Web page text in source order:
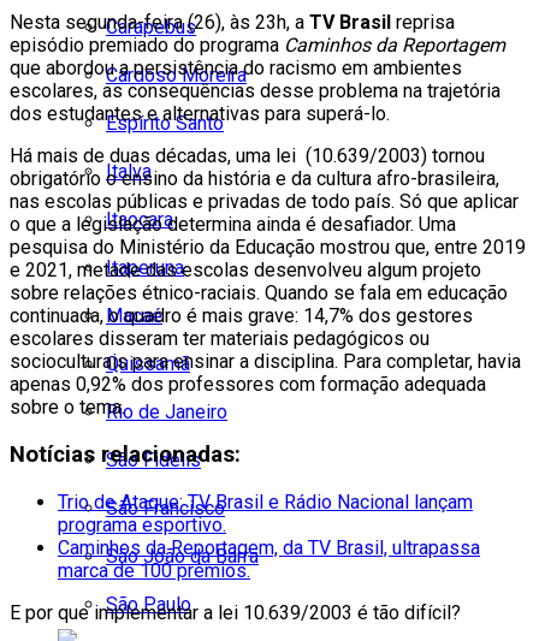
Carapebus
Cardoso Moreira
Espírito Santo
Italva
Itaocara
Itaperuna
Macaé
Quissamã
Rio de Janeiro
São Fidélis
São Francisco
São João da Barra
São Paulo
Nesta segunda-feira (26), às 23h, a TV Brasil reprisa
episódio premiado do programa Caminhos da Reportagem
que abordou a persistência do racismo em ambientes
escolares, as consequências desse problema na trajetória
dos estudantes e alternativas para superá-lo.
Há mais de duas décadas, uma lei (10.639/2003) tornou
obrigatório o ensino da história e da cultura afro-brasileira,
nas escolas públicas e privadas de todo país. Só que aplicar
o que a legislação determina ainda é desafiador. Uma
pesquisa do Ministério da Educação mostrou que, entre 2019
e 2021, metade das escolas desenvolveu algum projeto
sobre relações étnico-raciais. Quando se fala em educação
continuada, o quadro é mais grave: 14,7% dos gestores
escolares disseram ter materiais pedagógicos ou
socioculturais para ensinar a disciplina. Para completar, havia
apenas 0,92% dos professores com formação adequada
sobre o tema.
Notícias relacionadas:
Trio de Ataque: TV Brasil e Rádio Nacional lançam
programa esportivo.
Caminhos da Reportagem, da TV Brasil, ultrapassa
marca de 100 prêmios.
E por que implementar a lei 10.639/2003 é tão difícil?